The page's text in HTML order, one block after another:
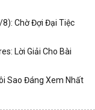
Chờ Đợi Đại Tiệc
Lời Giải Cho Bài
Sao Đáng Xem Nhất